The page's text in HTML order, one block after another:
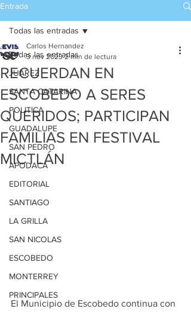
Entrada
Todas las entradas
JUAREZ
SANTA CATARINA
POLITICA
GUADALUPE
SAN PEDRO
APODACA
EDITORIAL
SANTIAGO
LA GRILLA
SAN NICOLAS
ESCOBEDO
MONTERREY
PRINCIPALES
Todas las entradas
RECUERDAN EN
ESCOBEDO A SERES
QUERIDOS; PARTICIPAN
FAMILIAS EN FESTIVAL
MICTLÁN
Carlos Hernandez
3 nov 2023 2 min de lectura
El Municipio de Escobedo continua con